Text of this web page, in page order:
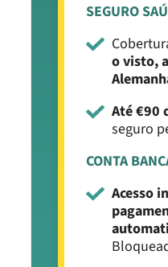
SEGURO
o visto,
Até €90
seguro
CONTA
Acesso